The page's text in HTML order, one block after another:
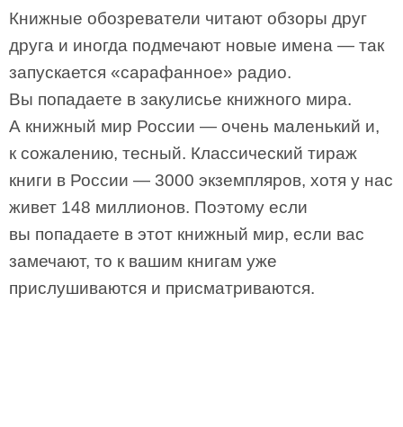
Книжные обозреватели читают обзоры друг
друга и иногда подмечают новые имена — так
запускается «сарафанное» радио.
Вы попадаете в закулисье книжного мира.
А книжный мир России — очень маленький и,
к сожалению, тесный. Классический тираж
книги в России — 3000 экземпляров, хотя у нас
живет 148 миллионов. Поэтому если
вы попадаете в этот книжный мир, если вас
замечают, то к вашим книгам уже
прислушиваются и присматриваются.